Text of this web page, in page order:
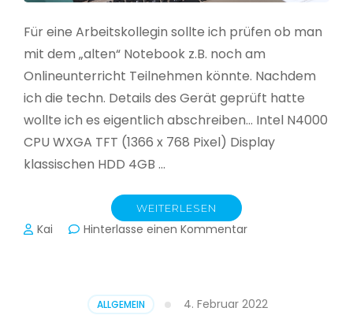
Für eine Arbeitskollegin sollte ich prüfen ob man
mit dem „alten“ Notebook z.B. noch am
Onlineunterricht Teilnehmen könnte. Nachdem
ich die techn. Details des Gerät geprüft hatte
wollte ich es eigentlich abschreiben… Intel N4000
CPU WXGA TFT (1366 x 768 Pixel) Display
klassischen HDD 4GB …
WEITERLESEN
Kai Hinterlasse einen Kommentarzu
ALLGEMEIN 4. Februar 2022